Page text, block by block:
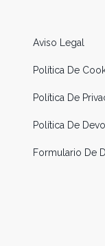
Aviso Legal
Política De
Política De
Política De
Formulario De